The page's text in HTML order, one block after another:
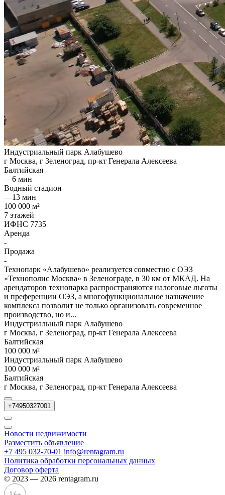
Индустриальный парк Алабушево
г Москва, г Зеленоград, пр-кт Генерала Алексеева
Балтийская
—6 мин
Водный стадион
—13 мин
100 000 м²
7 этажей
ИФНС 7735
Аренда
-
Продажа
-
Технопарк «Алабушево» реализуется совместно с ОЭЗ
«Технополис Москва» в Зеленограде, в 30 км от МКАД. На
арендаторов технопарка распространяются налоговые льготы
и преференции ОЭЗ, а многофункциональное назначение
комплекса позволит не только организовать современное
производство, но и...
Индустриальный парк Алабушево
г Москва, г Зеленоград, пр-кт Генерала Алексеева
Балтийская
100 000 м²
Индустриальный парк Алабушево
100 000 м²
Балтийская
г Москва, г Зеленоград, пр-кт Генерала Алексеева
+74950327001
Новости недвижимости
Разместить объявление
+7 495 032-70-01 info@rentagram.ru
Политика обработки персональных данных
Договор оферта
© 2023 — 2026 rentagram.ru